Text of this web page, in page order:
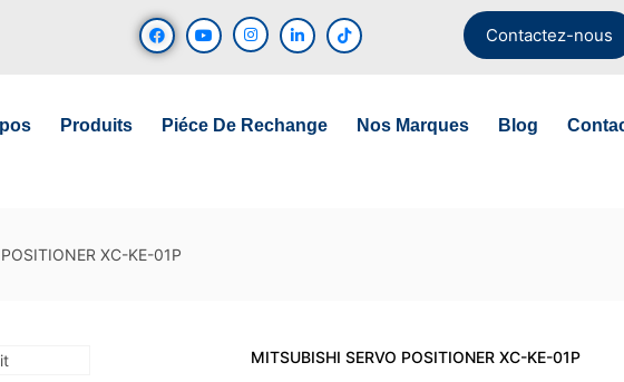
Contactez-nous
Produits Piéce De Rechange Nos Marques Blog
XC-KE-01P
MITSUBISHI SERVO POSITIONER XC-KE-01P